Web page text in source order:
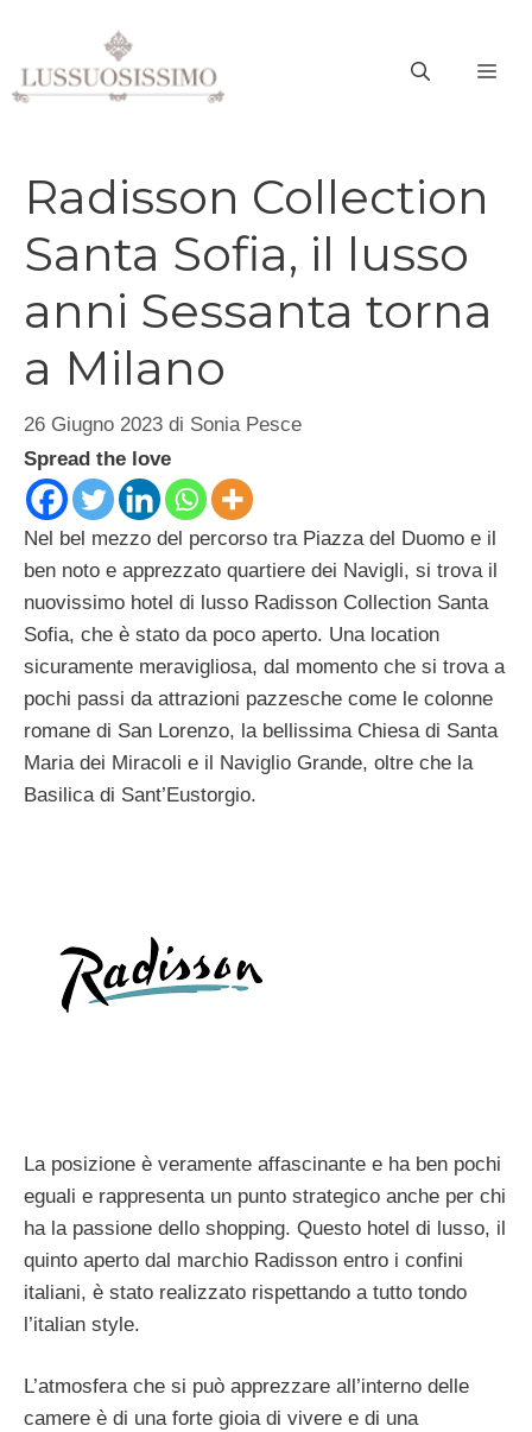
contenuto
Radisson Collection
Santa Sofia, il lusso
anni Sessanta torna
a Milano
26 Giugno 2023 di Sonia Pesce
Spread the love
Nel bel mezzo del percorso tra Piazza del Duomo e il
ben noto e apprezzato quartiere dei Navigli, si trova il
nuovissimo hotel di lusso Radisson Collection Santa
Sofia, che è stato da poco aperto. Una location
sicuramente meravigliosa, dal momento che si trova a
pochi passi da attrazioni pazzesche come le colonne
romane di San Lorenzo, la bellissima Chiesa di Santa
Maria dei Miracoli e il Naviglio Grande, oltre che la
Basilica di Sant’Eustorgio.
La posizione è veramente affascinante e ha ben pochi
eguali e rappresenta un punto strategico anche per chi
ha la passione dello shopping. Questo hotel di lusso, il
quinto aperto dal marchio Radisson entro i confini
italiani, è stato realizzato rispettando a tutto tondo
l’italian style.
L’atmosfera che si può apprezzare all’interno delle
camere è di una forte gioia di vivere e di una